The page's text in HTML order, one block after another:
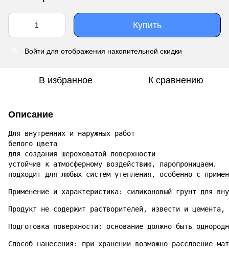
Купить
Войти для отображения накопительной скидки
В избранное К сравнению
Описание
Для внутренних и наружных работ
белого цвета
для создания шероховатой поверхности
устойчив к атмосферному воздействию, паропроницаем.
подходит для любых систем утепления, особенно с
Применение и характеристика: силиконовый грунт для
Продукт не содержит растворителей, извести и
Подготовка поверхности: основание должно быть
Способ нанесения: при хранении возможно расслоение